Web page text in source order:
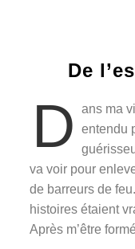
De
D
ans ma
entendu
va voir pour
de barreurs de
histoires étaient
Après m’être